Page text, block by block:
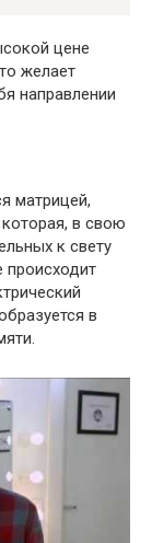
цене
желает
направлении
матрицей,
в свою
к свету
в